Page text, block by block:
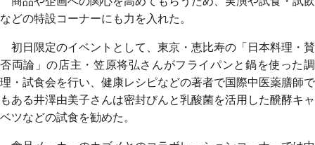
などの特設コーナーにも力を入れた。
初日限定のイベントとして、東京・恵比寿の「日本料理・賛
否両論」の店主・笠原将弘さんがフライパンと鍋を使った調
理・試食会を行い、健康レシピなどの著者で国際中医薬膳師で
もある井澤由美子さんは密封びんと乳酸菌を活用した醗酵キャ
ベツなどの試食を勧めた。